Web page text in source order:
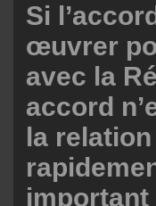
Si
œuvrer
avec la
accord
la
important